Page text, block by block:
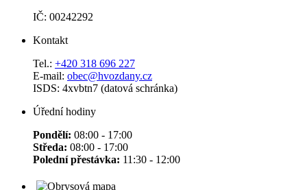
IČ: 00242292
Kontakt
Tel.: +420 318 696 227
E-mail: obec@hvozdany.cz
ISDS: 4xvbtn7 (datová schránka)
Úřední hodiny
Pondělí: 08:00 - 17:00
Středa: 08:00 - 17:00
Polední přestávka: 11:30 - 12:00